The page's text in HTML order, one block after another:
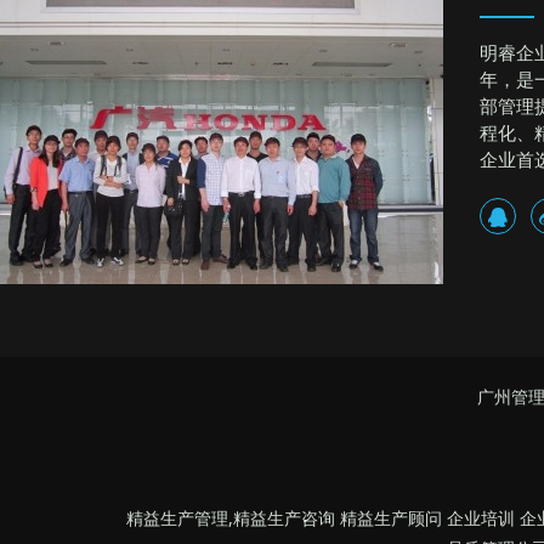
明睿企
年，是
部管理
程化、
企业首
广州管
精益生产管理,精益生产咨询 精益生产顾问 企业培训